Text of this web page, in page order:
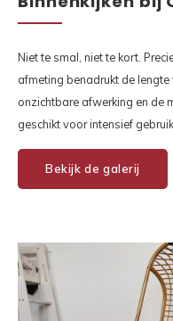
Niet te smal, niet te kort.
afmeting benadrukt de lengte
onzichtbare afwerking en de
geschikt voor intensief
Bekijk de galerij